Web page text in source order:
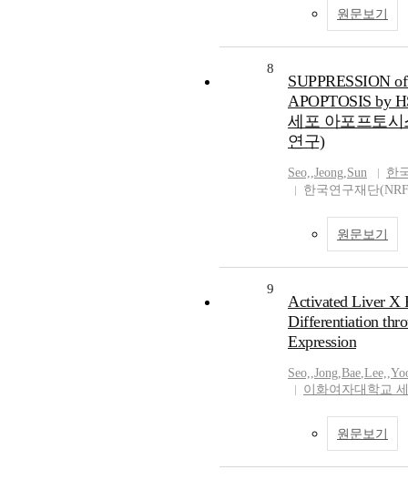
원문보기
8
SUPPRESSION
APOPTOSIS by
세포 아포프토
연구)
Seo,,Jeong,Sun
한
한국연구재단
원문보기
9
Activated Liver X
Differentiation
Expression
Seo,,Jong,Bae,Lee,,
이화여자대학교
원문보기